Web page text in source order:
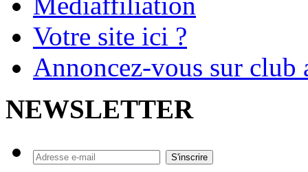
Votre site ici ?
Annoncez-vous sur
NEWSLETTER